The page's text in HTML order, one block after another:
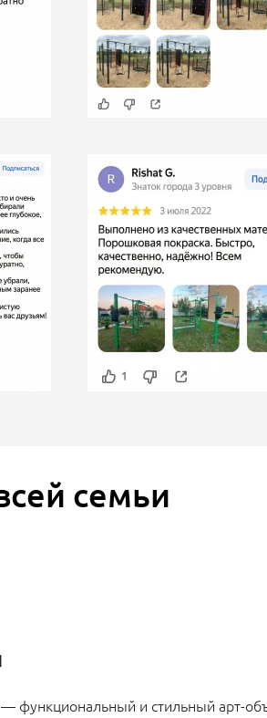
семьи
функциональный и стильный арт-